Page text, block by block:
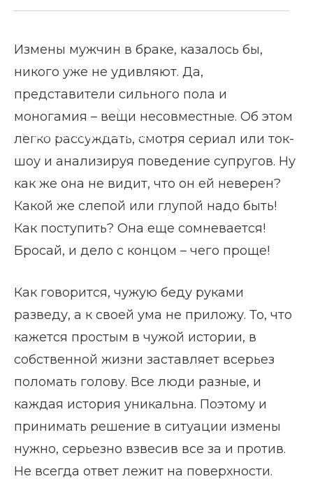
Измены мужчин в браке
Измены мужчин в браке, казалось бы,
никого уже не удивляют. Да,
представители сильного пола и
моногамия – вещи несовместные. Об этом
легко рассуждать, смотря сериал или ток-
шоу и анализируя поведение супругов. Ну
как же она не видит, что он ей неверен?
Какой же слепой или глупой надо быть!
Как поступить? Она еще сомневается!
Бросай, и дело с концом – чего проще!
Как говорится, чужую беду руками
разведу, а к своей ума не приложу. То, что
кажется простым в чужой истории, в
собственной жизни заставляет всерьез
поломать голову. Все люди разные, и
каждая история уникальна. Поэтому и
принимать решение в ситуации измены
нужно, серьезно взвесив все за и против.
Не всегда ответ лежит на поверхности.